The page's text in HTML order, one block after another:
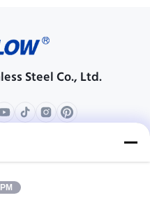
Steel Co., Ltd.
Şirket Profili